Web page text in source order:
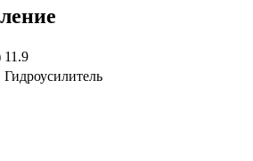
11.9
Гидроусилитель